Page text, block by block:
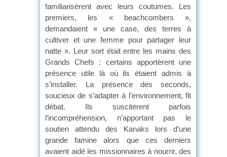
familiarisèrent avec leurs coutumes. Les
premiers, les « beachcombers »,
demandaient « une case, des terres à
cultiver et une femme pour partager leur
natte ». Leur sort était entre les mains des
Grands Chefs : certains apportèrent une
présence utile là où ils étaient admis à
s’installer. La présence des seconds,
soucieux de s’adapter à l’environnement, fit
débat. Ils suscitèrent parfois
l’incompréhension, n’apportant pas le
soutien attendu des Kanaks lors d’une
grande famine alors que ces derniers
avaient aidé les missionnaires à nourrir, des